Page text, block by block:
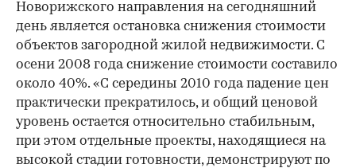
Новорижского направления на сегодняшний
день является остановка снижения стоимости
объектов загородной жилой недвижимости. С
осени 2008 года снижение стоимости составило
около 40%. «С середины 2010 года падение цен
практически прекратилось, и общий ценовой
уровень остается относительно стабильным,
при этом отдельные проекты, находящиеся на
высокой стадии готовности, демонстрируют по